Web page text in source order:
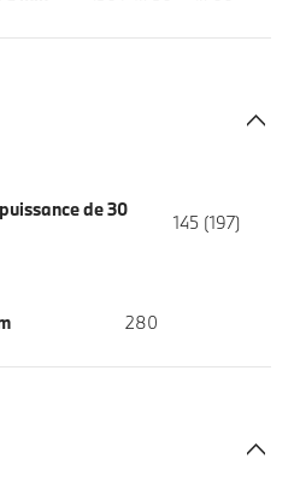
de 30
145 (197)
280